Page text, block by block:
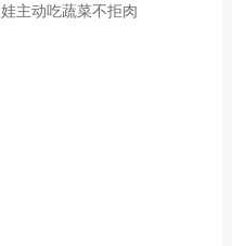
娃主动吃蔬菜不拒肉